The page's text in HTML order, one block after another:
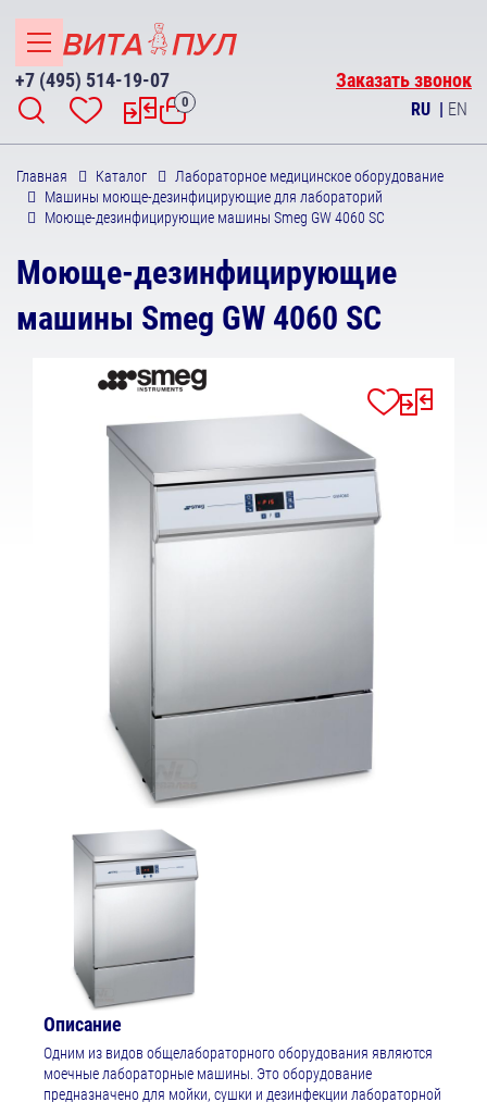
+7 (495) 514-19-07 Заказать звонок
0 RU | EN
Главная Каталог
Лабораторное медицинское оборудование
Машины моюще-дезинфицирующие для лабораторий
Моюще-дезинфицирующие машины Smeg GW 4060 SC
Моюще-дезинфицирующие
машины Smeg GW 4060 SC
Описание
Одним из видов общелабораторного оборудования являются
моечные лабораторные машины. Это оборудование
предназначено для мойки, сушки и дезинфекции лабораторной